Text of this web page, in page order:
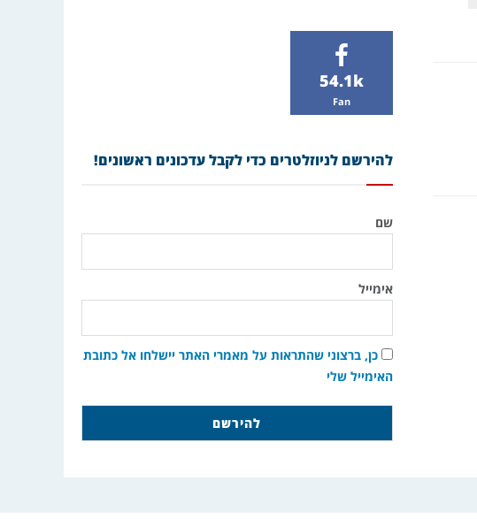
54.1k
Fan
להירשם לניוזלטרים כדי לקבל עדכונים ראשונים!
שם
אימייל
כן, ברצוני שהתראות על מאמרי האתר יישלחו אל כתובת
האימייל שלי